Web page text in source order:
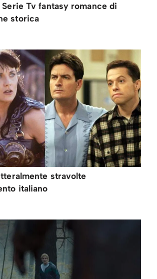
Tv fantasy romance di
storica
stravolte
italiano